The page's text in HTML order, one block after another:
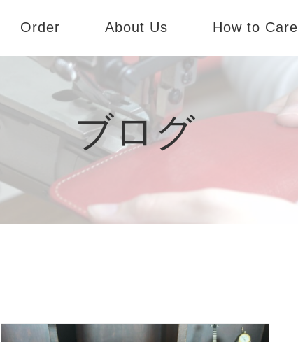
Order
オーダーのご案内
パターンオーダー
About Us
会社概要
コンセプト
実店舗のご案内
How to Care
ブログ